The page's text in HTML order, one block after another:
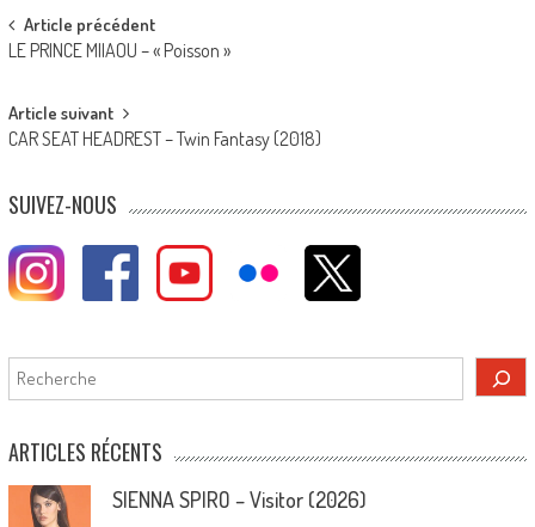
Post
navigation
Article précédent
LE PRINCE MIIAOU – « Poisson »
Article suivant
CAR SEAT HEADREST – Twin Fantasy (2018)
SUIVEZ-NOUS
Rechercher
ARTICLES RÉCENTS
SIENNA SPIRO – Visitor (2026)